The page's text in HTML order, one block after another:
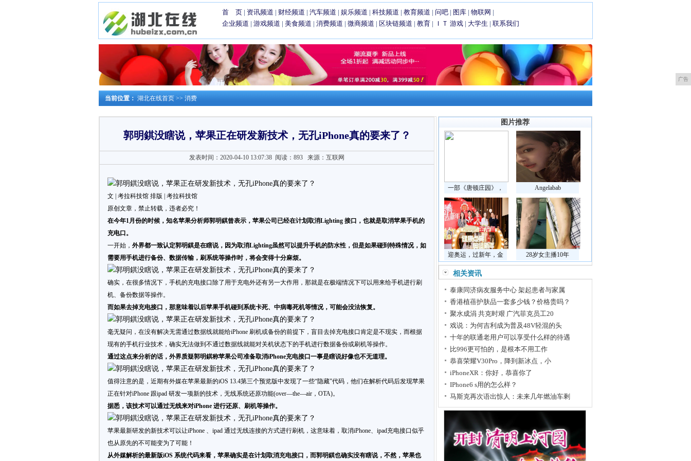
首 页 | 资讯频道 | 财经频道 | 汽车频道 | 娱乐频道 | 科技频道 | 教育频道 | 问吧 | 图库 | 物联网 |
企业频道 | 游戏频道 | 美食频道 | 消费频道 | 微商频道 | 区块链频道 | 教育 | ＩＴ 游戏 | 大学生 | 联系我们
广告
当前位置： 湖北在线首页 >> 消费
郭明錤没瞎说，苹果正在研发新技术，无孔iPhone真的要来了？
发表时间：2020-04-10 13:07:38 阅读：893 来源：互联网
文 | 考拉科技馆 排版 | 考拉科技馆
原创文章，禁止转载，违者必究！
在今年1月份的时候，知名苹果分析师郭明錤曾表示，苹果公司已经在计划取消Lighting 接口，也就是取消苹果手机的
充电口。
一开始， 外界都一致认定郭明錤是在瞎说，因为取消Lighting虽然可以提升手机的防水性，但是如果碰到特殊情况，如
需要用手机进行备份、数据传输，刷系统等操作时，将会变得十分麻烦。
确实，在很多情况下，手机的充电接口除了用于充电外还有另一大作用，那就是在极端情况下可以用来给手机进行刷
机、备份数据等操作。
而如果去掉充电接口，那意味着以后苹果手机碰到系统卡死、中病毒死机等情况，可能会没法恢复。
毫无疑问，在没有解决无需通过数据线就能给iPhone 刷机或备份的前提下，盲目去掉充电接口肯定是不现实，而根据
现有的手机行业技术，确实无法做到不通过数据线就能对关机状态下的手机进行数据备份或刷机等操作。
通过这点来分析的话，外界质疑郭明錤称苹果公司准备取消iPhone充电接口一事是瞎说好像也不无道理。
值得注意的是，近期有外媒在苹果最新的iOS 13.4第三个预览版中发现了一些“隐藏”代码，他们在解析代码后发现苹果
正在针对iPhone 跟ipad 研发一项新的技术，无线系统还原功能(over—the—air，OTA)。
据悉，该技术可以通过无线来对iPhone 进行还原、刷机等操作。
苹果最新研发的新技术可以让iPhone 、ipad 通过无线连接的方式进行刷机，这意味着，取消iPhone、ipad充电接口似乎
也从原先的不可能变为了可能！
从外媒解析的最新版iOS 系统代码来看，苹果确实是在计划取消充电接口，而郭明錤也确实没有瞎说，不然，苹果也
图片推荐
一部《唐顿庄园》， Angelabab
迎奥运，过新年，金 28岁女主播10年
相关资讯
泰康同济病友服务中心 架起患者与家属
香港植蓓护肤品一套多少钱？价格贵吗？
聚水成涓 共克时艰 广汽菲克员工20
戏说：为何吉利成为普及48V轻混的头
十年的联通老用户可以享受什么样的待遇
比996更可怕的，是根本不用工作
恭喜荣耀V30Pro，降到新冰点，小
iPhoneXR：你好，恭喜你了
IPhone6 s用的怎么样？
马斯克再次语出惊人：未来几年燃油车剩